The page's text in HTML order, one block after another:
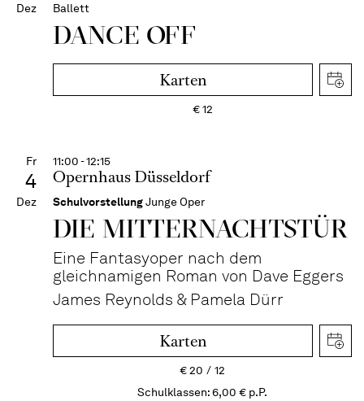
Dez Ballett
DANCE OFF
Karten
€12
Fr
4
Dez
11:00 - 12:15
Opernhaus Düsseldorf
SchulvorstellungJunge Oper
DIE MITTER­NACHTS­TÜR
Eine Fantasyoper nach dem
gleichnamigen Roman von Dave Eggers
James Reynolds & Pamela Dürr
Karten
€20
12
Schulklassen: 6,00 € p.P.